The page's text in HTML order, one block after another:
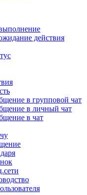
действия
в групповой чат
в личный чат
в чат